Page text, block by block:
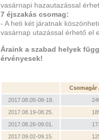
vasárnapi hazautazással
7 éjszakás csomag:
- A heti két járatnak
vasárnap utazással érhető el
Áraink a szabad helyek
érvényesek!
Csomagár
2017.08.05-08-18.
2017.08.19-08.25.
2017.08.26-09.01.
2017.09.02-09.15.